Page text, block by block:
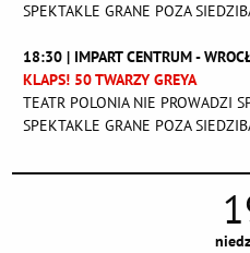
SPEKTAKLE GRANE POZA
18:30 | IMPART CENTRUM -
KLAPS! 50 TWARZY GREYA
TEATR POLONIA NIE PROWADZI
SPEKTAKLE GRANE POZA